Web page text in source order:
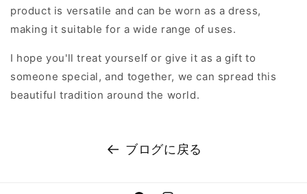
product is versatile and can be worn as a dress,
making it suitable for a wide range of uses.
I hope you'll treat yourself or give it as a gift to
someone special, and together, we can spread this
beautiful tradition around the world.
ブログに戻る